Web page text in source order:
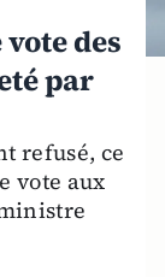
des
par
refusé, ce
vote aux